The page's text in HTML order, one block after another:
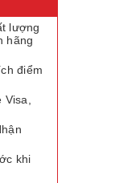
lượng
hãng
điểm
khi